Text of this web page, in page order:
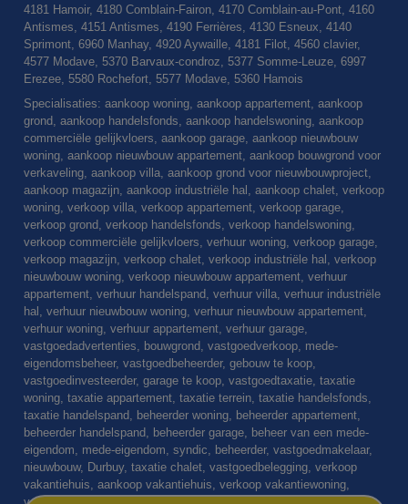
4181 Hamoir, 4180 Comblain-Fairon, 4170 Comblain-au-Pont, 4160
Antismes, 4151 Antismes, 4190 Ferrières, 4130 Esneux, 4140
Sprimont, 6960 Manhay, 4920 Aywaille, 4181 Filot, 4560 clavier,
4577 Modave, 5370 Barvaux-condroz, 5377 Somme-Leuze, 6997
Erezee, 5580 Rochefort, 5577 Modave, 5360 Hamois
Specialisaties: aankoop woning, aankoop appartement, aankoop
grond, aankoop handelsfonds, aankoop handelswoning, aankoop
commerciële gelijkvloers, aankoop garage, aankoop nieuwbouw
woning, aankoop nieuwbouw appartement, aankoop bouwgrond voor
verkaveling, aankoop villa, aankoop grond voor nieuwbouwproject,
aankoop magazijn, aankoop industriële hal, aankoop chalet, verkoop
woning, verkoop villa, verkoop appartement, verkoop garage,
verkoop grond, verkoop handelsfonds, verkoop handelswoning,
verkoop commerciële gelijkvloers, verhuur woning, verkoop garage,
verkoop magazijn, verkoop chalet, verkoop industriële hal, verkoop
nieuwbouw woning, verkoop nieuwbouw appartement, verhuur
appartement, verhuur handelspand, verhuur villa, verhuur industriële
hal, verhuur nieuwbouw woning, verhuur nieuwbouw appartement,
verhuur woning, verhuur appartement, verhuur garage,
vastgoedadvertenties, bouwgrond, vastgoedverkoop, mede-
eigendomsbeheer, vastgoedbeheerder, gebouw te koop,
vastgoedinvesteerder, garage te koop, vastgoedtaxatie, taxatie
woning, taxatie appartement, taxatie terrein, taxatie handelsfonds,
taxatie handelspand, beheerder woning, beheerder appartement,
beheerder handelspand, beheerder garage, beheer van een mede-
eigendom, mede-eigendom, syndic, beheerder, vastgoedmakelaar,
nieuwbouw, Durbuy, taxatie chalet, vastgoedbelegging, verkoop
vakantiehuis, aankoop vakantiehuis, verkoop vakantiewoning,